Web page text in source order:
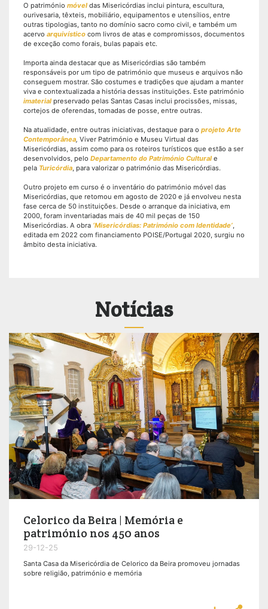
O património móvel das Misericórdias inclui pintura, escultura,
ourivesaria, têxteis, mobiliário, equipamentos e utensílios, entre
outras tipologias, tanto no domínio sacro como civil, e também um
acervo arquivístico com livros de atas e compromissos, documentos
de exceção como forais, bulas papais etc.
Importa ainda destacar que as Misericórdias são também
responsáveis por um tipo de património que museus e arquivos não
conseguem mostrar. São costumes e tradições que ajudam a manter
viva e contextualizada a história dessas instituições. Este património
imaterial preservado pelas Santas Casas inclui procissões, missas,
cortejos de oferendas, tomadas de posse, entre outras.
Na atualidade, entre outras iniciativas, destaque para o projeto Arte
Contemporânea Viver Património e Museu Virtual das
Misericórdias, assim como para os roteiros turísticos que estão a ser
desenvolvidos, pelo Departamento do Património Cultural e
pela Turicórdia , para valorizar o património das Misericórdias.
Outro projeto em curso é o inventário do património móvel das
Misericórdias, que retomou em agosto de 2020 e já envolveu nesta
fase cerca de 50 instituições. Desde o arranque da iniciativa, em
2000, foram inventariadas mais de 40 mil peças de 150
Misericórdias. A obra ‘Misericórdias: Património com Identidade’
editada em 2022 com financiamento POISE/Portugal 2020, surgiu no
âmbito desta iniciativa.
Notícias
Celorico da Beira | Memória e
património nos 450 anos
29-12-25
Santa Casa da Misericórdia de Celorico da Beira promoveu jornadas
sobre religião, património e memória